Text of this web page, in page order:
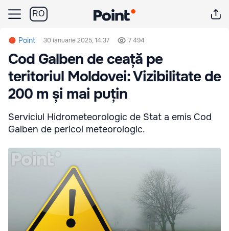
RO
Point 30 ianuarie 2025, 14:37 7 494
Cod Galben de ceață pe
teritoriul Moldovei: Vizibilitate de
200 m și mai puțin
Serviciul Hidrometeorologic de Stat a emis Cod
Galben de pericol meteorologic.